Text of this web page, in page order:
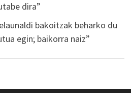
dira”
bakoitzak beharko du
egin; baikorra naiz”